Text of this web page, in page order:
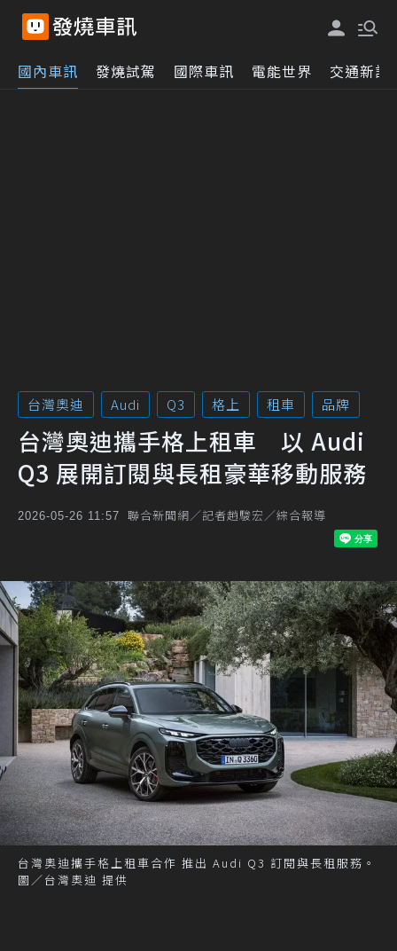
國內車訊 發燒試駕 國際車訊 電能世界 交通新訊
台灣奧迪 Audi Q3 格上 租車 品牌
台灣奧迪攜手格上租車 以 Audi
Q3 展開訂閱與長租豪華移動服務
2026-05-26 11:57 聯合新聞網／記者趙駿宏／綜合報導
台灣奧迪攜手格上租車合作 推出 Audi Q3 訂閱與長租服務。
圖／台灣奧迪 提供